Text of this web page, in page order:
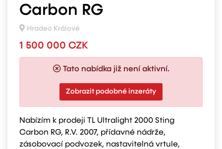
Carbon RG
Hradec Králové
1 500 000 CZK
Tato nabídka již není aktivní.
Zobrazit podobné inzeráty
Nabízím k prodeji TL Ultralight 2000 Sting
Carbon RG, R.V. 2007, přídavné nádrže,
zásobovací podvozek, nastavitelná vrtule,